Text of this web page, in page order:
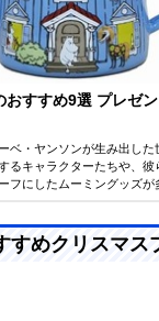
おすすめ9選 プレゼ
ベ・ヤンソンが生み出した
るキャラクターたちや、
フにしたムーミングッズが
すめクリスマス